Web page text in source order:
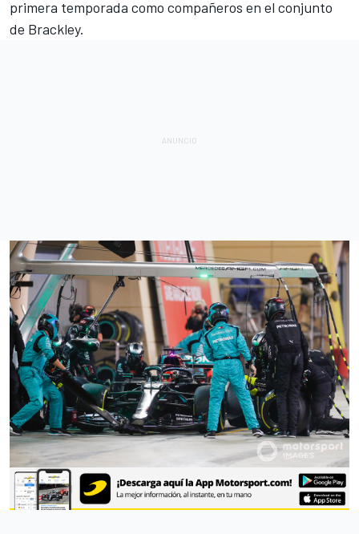
primera temporada como compañeros en el conjunto
de Brackley.